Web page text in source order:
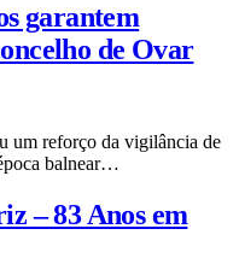
garantem
de Ovar
um reforço da vigilância de
balnear…
– 83 Anos em